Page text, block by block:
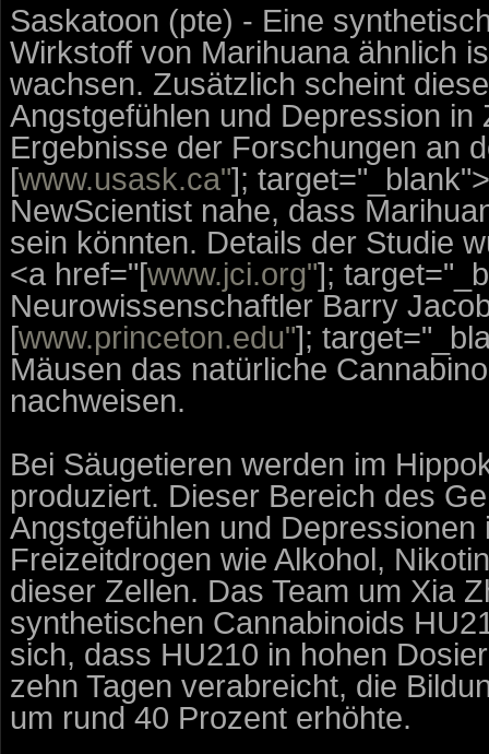
Saskatoon (pte) - Eine
Wirkstoff von Marihuana ähnlich
wachsen. Zusätzlich scheint
Angstgefühlen und Depression
Ergebnisse der Forschungen an
[www.usask.ca"];
NewScientist nahe, dass
sein könnten. Details der Studie
<a href="[www.jci.org"];
Neurowissenschaftler Barry
[www.princeton.edu"];
Mäusen das natürliche
nachweisen.
Bei Säugetieren werden im
produziert. Dieser Bereich des
Angstgefühlen und
Freizeitdrogen wie Alkohol,
dieser Zellen. Das Team um Xia
synthetischen Cannabinoids
sich, dass HU210 in hohen
zehn Tagen verabreicht, die
um rund 40 Prozent erhöhte.